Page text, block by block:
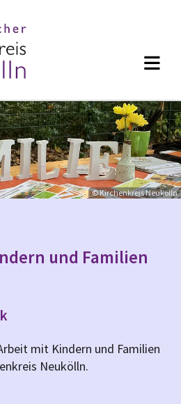
© Kirchenkreis Neukölln
und Familien
mit Kindern und Familien
Neukölln.